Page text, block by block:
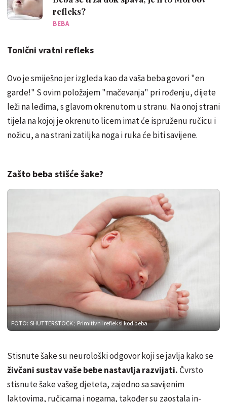
refleks?
BEBA
Tonični vratni refleks
Ovo je smiješno jer izgleda kao da vaša beba govori "en
garde!" S ovim položajem "mačevanja" pri rođenju, dijete
leži na leđima, s glavom okrenutom u stranu. Na onoj strani
tijela na kojoj je okrenuto licem imat će ispruženu ručicu i
nožicu, a na strani zatiljka noga i ruka će biti savijene.
Zašto beba stišće šake?
FOTO: SHUTTERSTOCK ; Primitivni refleksi kod beba
Stisnute šake su neurološki odgovor koji se javlja kako se
živčani sustav vaše bebe nastavlja razvijati. Čvrsto
stisnute šake vašeg djeteta, zajedno sa savijenim
laktovima, ručicama i nogama, također su zaostala in-